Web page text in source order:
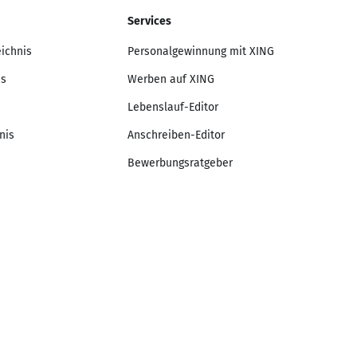
Services
Personalgewinnung mit XING
Werben auf XING
Lebenslauf-Editor
Anschreiben-Editor
Bewerbungsratgeber